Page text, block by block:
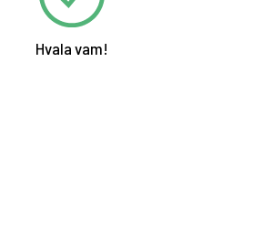
Hvala vam!